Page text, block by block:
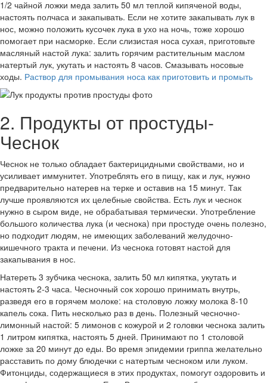
1/2 чайной ложки меда залить 50 мл теплой кипяченой воды,
настоять полчаса и закапывать. Если не хотите закапывать лук в
нос, можно положить кусочек лука в ухо на ночь, тоже хорошо
помогает при насморке. Если слизистая носа сухая, приготовьте
масляный настой лука: залить горячим растительным маслом
натертый лук, укутать и настоять 8 часов. Смазывать носовые
ходы. Раствор для промывания носа как приготовить и промыть
2. Продукты от простуды-
Чеснок
Чеснок не только обладает бактерицидными свойствами, но и
усиливает иммунитет. Употреблять его в пищу, как и лук, нужно
предварительно натерев на терке и оставив на 15 минут. Так
лучше проявляются их целебные свойства. Есть лук и чеснок
нужно в сыром виде, не обрабатывая термически. Употребление
большого количества лука (и чеснока) при простуде очень полезно,
но подходит людям, не имеющих заболеваний желудочно-
кишечного тракта и печени. Из чеснока готовят настой для
закапывания в нос.
Натереть 3 зубчика чеснока, залить 50 мл кипятка, укутать и
настоять 2-3 часа. Чесночный сок хорошо принимать внутрь,
разведя его в горячем молоке: на столовую ложку молока 8-10
капель сока. Пить несколько раз в день. Полезный чесночно-
лимонный настой: 5 лимонов с кожурой и 2 головки чеснока залить
1 литром кипятка, настоять 5 дней. Принимают по 1 столовой
ложке за 20 минут до еды. Во время эпидемии гриппа желательно
расставить по дому блюдечки с натертым чесноком или луком.
Фитонциды, содержащиеся в этих продуктах, помогут оздоровить и